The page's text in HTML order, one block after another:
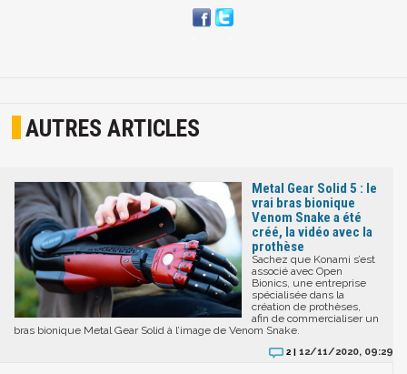
AUTRES ARTICLES
Metal Gear Solid 5 : le
vrai bras bionique
Venom Snake a été
créé, la vidéo avec la
prothèse
Sachez que Konami s’est
associé avec Open
Bionics, une entreprise
spécialisée dans la
création de prothèses,
afin de commercialiser un
bras bionique Metal Gear Solid à l’image de Venom Snake.
2 | 12/11/2020, 09:29